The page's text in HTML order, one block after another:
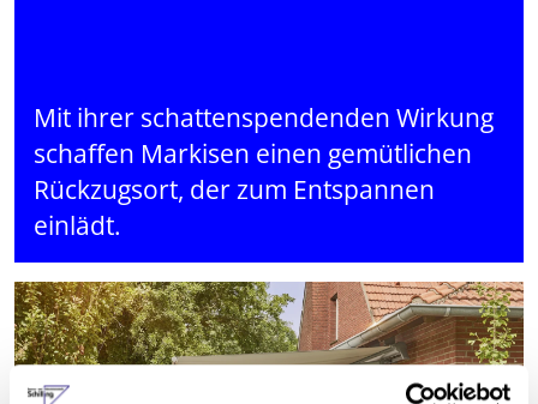
Mit ihrer schattenspendenden Wirkung
schaffen Markisen einen gemütlichen
Rückzugsort, der zum Entspannen
einlädt.